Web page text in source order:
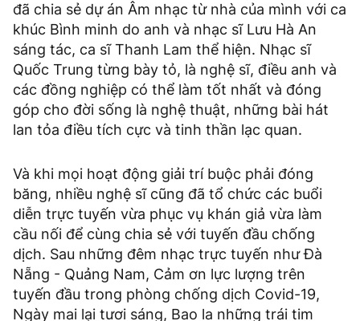
đã chia sẻ dự án Âm nhạc từ nhà của mình với ca
khúc Bình minh do anh và nhạc sĩ Lưu Hà An
sáng tác, ca sĩ Thanh Lam thể hiện. Nhạc sĩ
Quốc Trung từng bày tỏ, là nghệ sĩ, điều anh và
các đồng nghiệp có thể làm tốt nhất và đóng
góp cho đời sống là nghệ thuật, những bài hát
lan tỏa điều tích cực và tinh thần lạc quan.
Và khi mọi hoạt động giải trí buộc phải đóng
băng, nhiều nghệ sĩ cũng đã tổ chức các buổi
diễn trực tuyến vừa phục vụ khán giả vừa làm
cầu nối để cùng chia sẻ với tuyến đầu chống
dịch. Sau những đêm nhạc trực tuyến như Đà
Nẵng - Quảng Nam, Cảm ơn lực lượng trên
tuyến đầu trong phòng chống dịch Covid-19,
Ngày mai lại tươi sáng, Bao la những trái tim